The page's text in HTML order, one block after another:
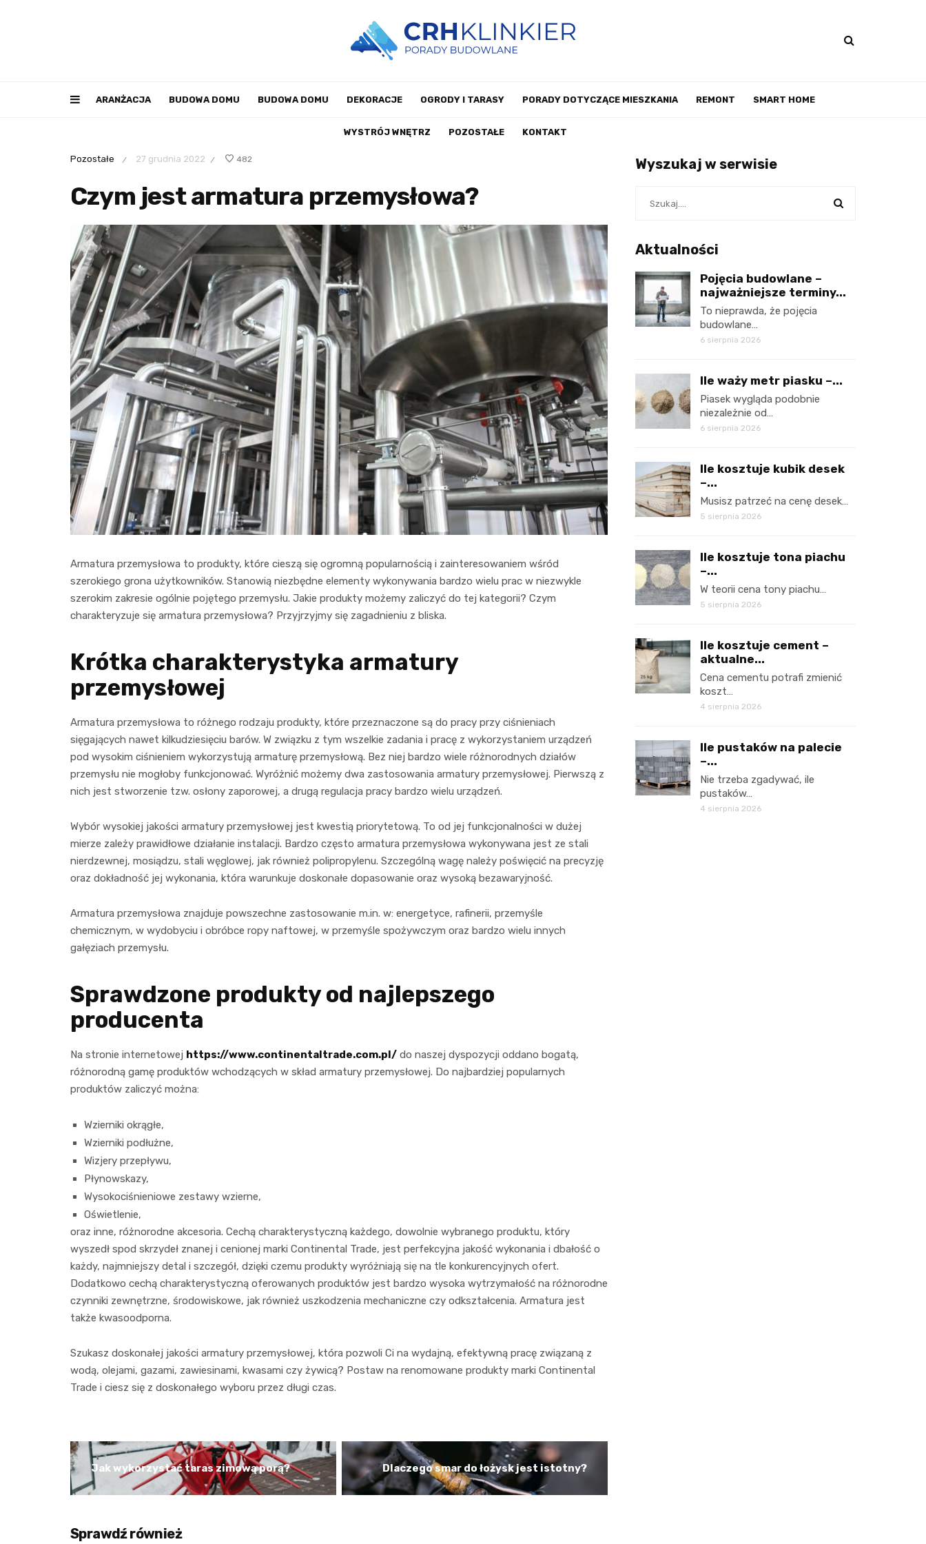
ARANŻACJA BUDOWA DOMU BUDOWA DOMU DEKORACJE OGRODY I TARASY PORADY DOTYCZĄCE MIESZKANIA REMONT SMART HOME
WYSTRÓJ WNĘTRZ POZOSTAŁE KONTAKT
Pozostałe / 27 grudnia 2022 / 482
Czym jest armatura przemysłowa?
Armatura przemysłowa to produkty, które cieszą się ogromną popularnością i zainteresowaniem wśród
szerokiego grona użytkowników. Stanowią niezbędne elementy wykonywania bardzo wielu prac w niezwykle
szerokim zakresie ogólnie pojętego przemysłu. Jakie produkty możemy zaliczyć do tej kategorii? Czym
charakteryzuje się armatura przemysłowa? Przyjrzyjmy się zagadnieniu z bliska.
Krótka charakterystyka armatury
przemysłowej
Armatura przemysłowa to różnego rodzaju produkty, które przeznaczone są do pracy przy ciśnieniach
sięgających nawet kilkudziesięciu barów. W związku z tym wszelkie zadania i pracę z wykorzystaniem urządzeń
pod wysokim ciśnieniem wykorzystują armaturę przemysłową. Bez niej bardzo wiele różnorodnych działów
przemysłu nie mogłoby funkcjonować. Wyróżnić możemy dwa zastosowania armatury przemysłowej. Pierwszą z
nich jest stworzenie tzw. osłony zaporowej, a drugą regulacja pracy bardzo wielu urządzeń.
Wybór wysokiej jakości armatury przemysłowej jest kwestią priorytetową. To od jej funkcjonalności w dużej
mierze zależy prawidłowe działanie instalacji. Bardzo często armatura przemysłowa wykonywana jest ze stali
nierdzewnej, mosiądzu, stali węglowej, jak również polipropylenu. Szczególną wagę należy poświęcić na precyzję
oraz dokładność jej wykonania, która warunkuje doskonałe dopasowanie oraz wysoką bezawaryjność.
Armatura przemysłowa znajduje powszechne zastosowanie m.in. w: energetyce, rafinerii, przemyśle
chemicznym, w wydobyciu i obróbce ropy naftowej, w przemyśle spożywczym oraz bardzo wielu innych
gałęziach przemysłu.
Sprawdzone produkty od najlepszego
producenta
Na stronie internetowej https://www.continentaltrade.com.pl/ do naszej dyspozycji oddano bogatą,
różnorodną gamę produktów wchodzących w skład armatury przemysłowej. Do najbardziej popularnych
produktów zaliczyć można:
Wzierniki okrągłe,
Wzierniki podłużne,
Wizjery przepływu,
Płynowskazy,
Wysokociśnieniowe zestawy wzierne,
Oświetlenie,
oraz inne, różnorodne akcesoria. Cechą charakterystyczną każdego, dowolnie wybranego produktu, który
wyszedł spod skrzydeł znanej i cenionej marki Continental Trade, jest perfekcyjna jakość wykonania i dbałość o
każdy, najmniejszy detal i szczegół, dzięki czemu produkty wyróżniają się na tle konkurencyjnych ofert.
Dodatkowo cechą charakterystyczną oferowanych produktów jest bardzo wysoka wytrzymałość na różnorodne
czynniki zewnętrzne, środowiskowe, jak również uszkodzenia mechaniczne czy odkształcenia. Armatura jest
także kwasoodporna.
Szukasz doskonałej jakości armatury przemysłowej, która pozwoli Ci na wydajną, efektywną pracę związaną z
wodą, olejami, gazami, zawiesinami, kwasami czy żywicą? Postaw na renomowane produkty marki Continental
Trade i ciesz się z doskonałego wyboru przez długi czas.
Jak wykorzystać taras zimową porą? Dlaczego smar do łożysk jest istotny?
Sprawdź również
Wyszukaj w serwisie
Aktualności
Pojęcia budowlane –
najważniejsze terminy...
To nieprawda, że pojęcia
budowlane…
6 sierpnia 2026
Ile waży metr piasku –...
Piasek wygląda podobnie
niezależnie od…
6 sierpnia 2026
Ile kosztuje kubik desek
–...
Musisz patrzeć na cenę desek…
5 sierpnia 2026
Ile kosztuje tona piachu
–...
W teorii cena tony piachu…
5 sierpnia 2026
Ile kosztuje cement –
aktualne...
Cena cementu potrafi zmienić
koszt…
4 sierpnia 2026
Ile pustaków na palecie
–...
Nie trzeba zgadywać, ile
pustaków…
4 sierpnia 2026